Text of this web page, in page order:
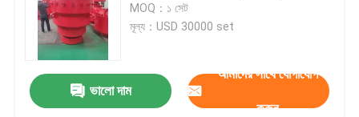
MOQ：১ সেট
মূল্য：USD 30000 set
ভালো দাম
আমাদের সাথে যোগাযোগ
করুন